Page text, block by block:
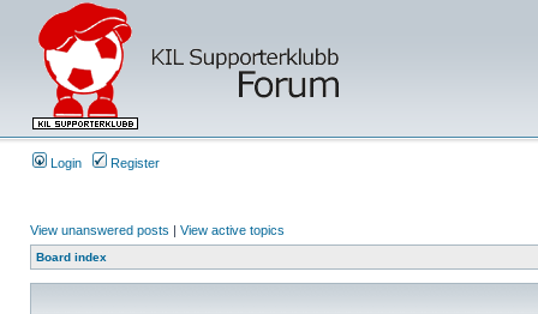
Login Register
View unanswered posts | View active topics
Board index